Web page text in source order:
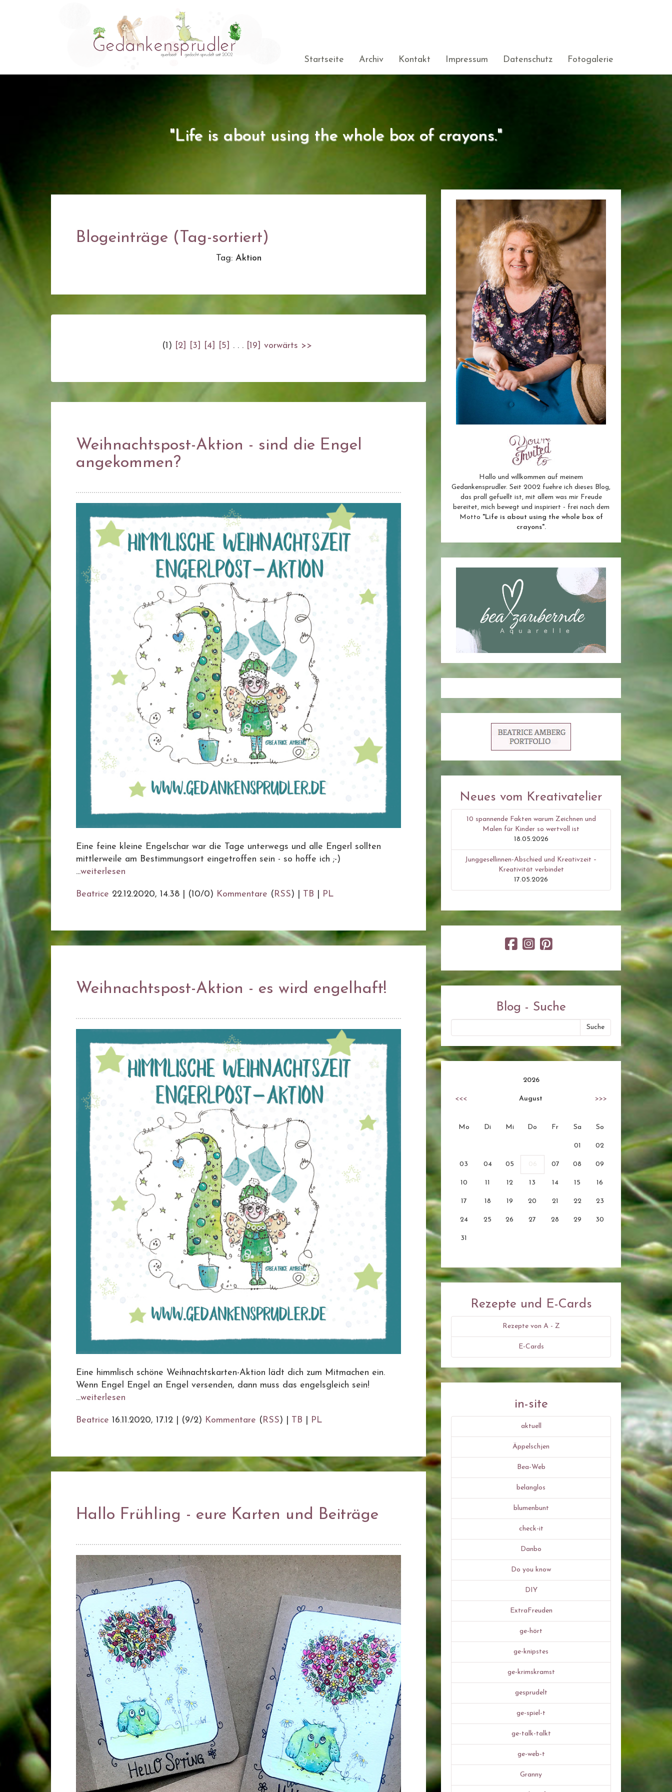
Startseite Archiv Kontakt Impressum Datenschutz Fotogalerie
"Life is about using the whole box of crayons."
Blogeinträge (Tag-sortiert)
Tag: Aktion
(1) [2] [3] [4] [5] . . . [19] vorwärts >>
Weihnachtspost-Aktion - sind die Engel
angekommen?
Eine feine kleine Engelschar war die Tage unterwegs und alle Engerl sollten
mittlerweile am Bestimmungsort eingetroffen sein - so hoffe ich ;-)
...weiterlesen
Beatrice 22.12.2020, 14.38 (10/0) Kommentare (RSS) | TB PL
Weihnachtspost-Aktion - es wird engelhaft!
Eine himmlisch schöne Weihnachtskarten-Aktion lädt dich zum Mitmachen ein.
Wenn Engel Engel an Engel versenden, dann muss das engelsgleich sein!
...weiterlesen
Beatrice 16.11.2020, 17.12 (9/2) Kommentare (RSS) | TB PL
Hallo Frühling - eure Karten und Beiträge
Hallo und willkommen auf meinem
Gedankensprudler. Seit 2002 fuehre ich dieses Blog,
das prall gefuellt ist, mit allem was mir Freude
bereitet, mich bewegt und inspiriert - frei nach dem
Motto "Life is about using the whole box of
crayons".
Neues vom Kreativatelier
10 spannende Fakten warum Zeichnen und
Malen für Kinder so wertvoll ist
18.05.2026
Junggesellinnen-Abschied und Kreativzeit –
Kreativität verbindet
17.05.2026
Blog - Suche
2026
<<< August >>>
Mo Di Mi Do Fr Sa So
01 02
03 04 05 06 07 08 09
10 11 12 13 14 15 16
17 18 19 20 21 22 23
24 25 26 27 28 29 30
31
Rezepte und E-Cards
Rezepte von A - Z
E-Cards
in-site
aktuell
Äppelschjen
Bea-Web
belanglos
blumenbunt
check-it
Danbo
Do you know
DIY
ExtraFreuden
ge-hört
ge-knipstes
ge-krimskramst
gesprudelt
ge-spiel-t
ge-talk-talkt
ge-web-t
Granny